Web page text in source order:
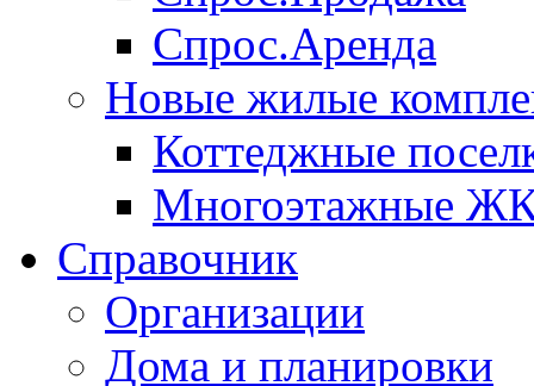
Спрос.Аренда
Новые жилые
Коттеджные
Многоэтажные
Справочник
Организации
Дома и планировки